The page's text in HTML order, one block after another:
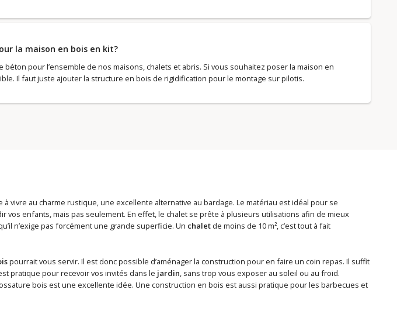
la maison en bois en kit?
pour l’ensemble de nos maisons, chalets et abris. Si vous souhaitez poser la maison en
Il faut juste ajouter la structure en bois de rigidification pour le montage sur pilotis.
à vivre au charme rustique, une excellente alternative au bardage. Le matériau est idéal pour se
vos enfants, mais pas seulement. En effet, le chalet se prête à plusieurs utilisations afin de mieux
n’exige pas forcément une grande superficie. Un chaletde moins de 10 m², c’est tout à fait
pourrait vous servir. Il est donc possible d’aménager la construction pour en faire un coin repas. Il suffit
pratique pour recevoir vos invités dans le jardin, sans trop vous exposer au soleil ou au froid.
bois est une excellente idée. Une construction en bois est aussi pratique pour les barbecues et